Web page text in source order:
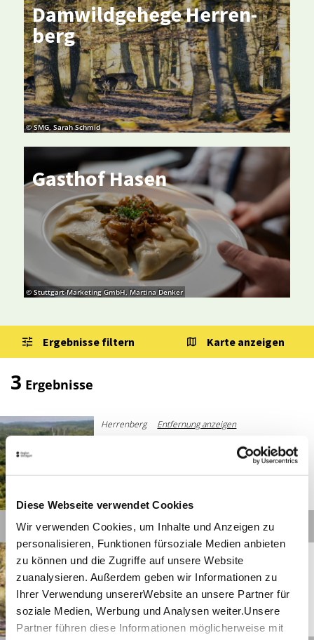
Diese Webseite verwendet Cookies
Wir verwenden Cookies, um Inhalte und Anzeigen zu
personalisieren, Funktionen fürsoziale Medien anbieten
zu können und die Zugriffe auf unsere Website
zuanalysieren. Außerdem geben wir Informationen zu
Ihrer Verwendung unsererWebsite an unsere Partner für
soziale Medien, Werbung und Analysen weiter.Unsere
Partner führen diese Informationen möglicherweise mit
© SMG, Sarah Schmid
Dam­wild­ge­he­ge Her­ren­
berg
© Stuttgart-Marketing GmbH, Martina Denker
Gast­hof Ha­sen
Ergebnisse filtern Karte anzeigen
3 Ergebnisse
©
Herrenberg Entfernung anzeigen
Schönbuchturm Herrenberg
Details
©
Herrenberg Entfernung anzeigen
Damwildgehege Herrenberg